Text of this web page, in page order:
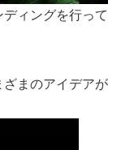
ィングを行って
まのアイデアが